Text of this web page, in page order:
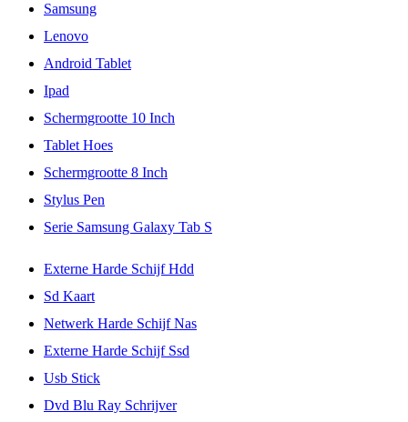
Samsung
Lenovo
Android Tablet
Ipad
Schermgrootte 10 Inch
Tablet Hoes
Schermgrootte 8 Inch
Stylus Pen
Serie Samsung Galaxy Tab S
Externe Harde Schijf Hdd
Sd Kaart
Netwerk Harde Schijf Nas
Externe Harde Schijf Ssd
Usb Stick
Dvd Blu Ray Schrijver